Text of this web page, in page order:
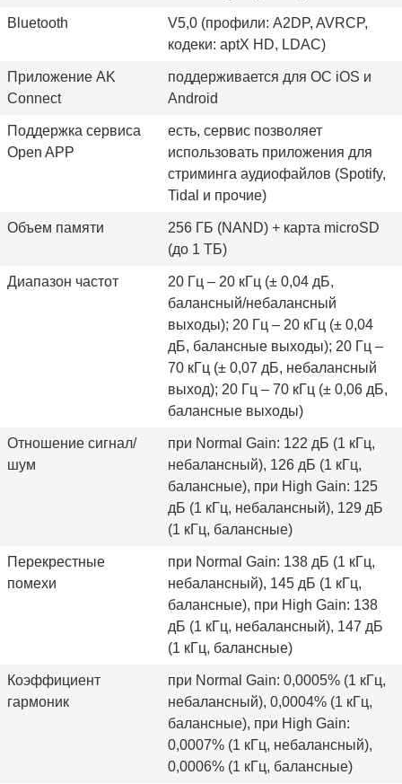
Bluetooth
V5,0 (профили: A2DP, AVRCP,
кодеки: aptX HD, LDAC)
Приложение AK
Connect
поддерживается для ОС iOS и
Android
Поддержка сервиса
Open APP
есть, сервис позволяет
использовать приложения для
стриминга аудиофайлов (Spotify,
Tidal и прочие)
Объем памяти
256 ГБ (NAND) + карта microSD
(до 1 ТБ)
Диапазон частот
20 Гц – 20 кГц (± 0,04 дБ,
балансный/небалансный
выходы); 20 Гц – 20 кГц (± 0,04
дБ, балансные выходы); 20 Гц –
70 кГц (± 0,07 дБ, небалансный
выход); 20 Гц – 70 кГц (± 0,06 дБ,
балансные выходы)
Отношение сигнал/
шум
при Normal Gain: 122 дБ (1 кГц,
небалансный), 126 дБ (1 кГц,
балансные), при High Gain: 125
дБ (1 кГц, небалансный), 129 дБ
(1 кГц, балансные)
Перекрестные
помехи
при Normal Gain: 138 дБ (1 кГц,
небалансный), 145 дБ (1 кГц,
балансные), при High Gain: 138
дБ (1 кГц, небалансный), 147 дБ
(1 кГц, балансные)
Коэффициент
гармоник
при Normal Gain: 0,0005% (1 кГц,
небалансный), 0,0004% (1 кГц,
балансные), при High Gain:
0,0007% (1 кГц, небалансный),
0,0006% (1 кГц, балансные)